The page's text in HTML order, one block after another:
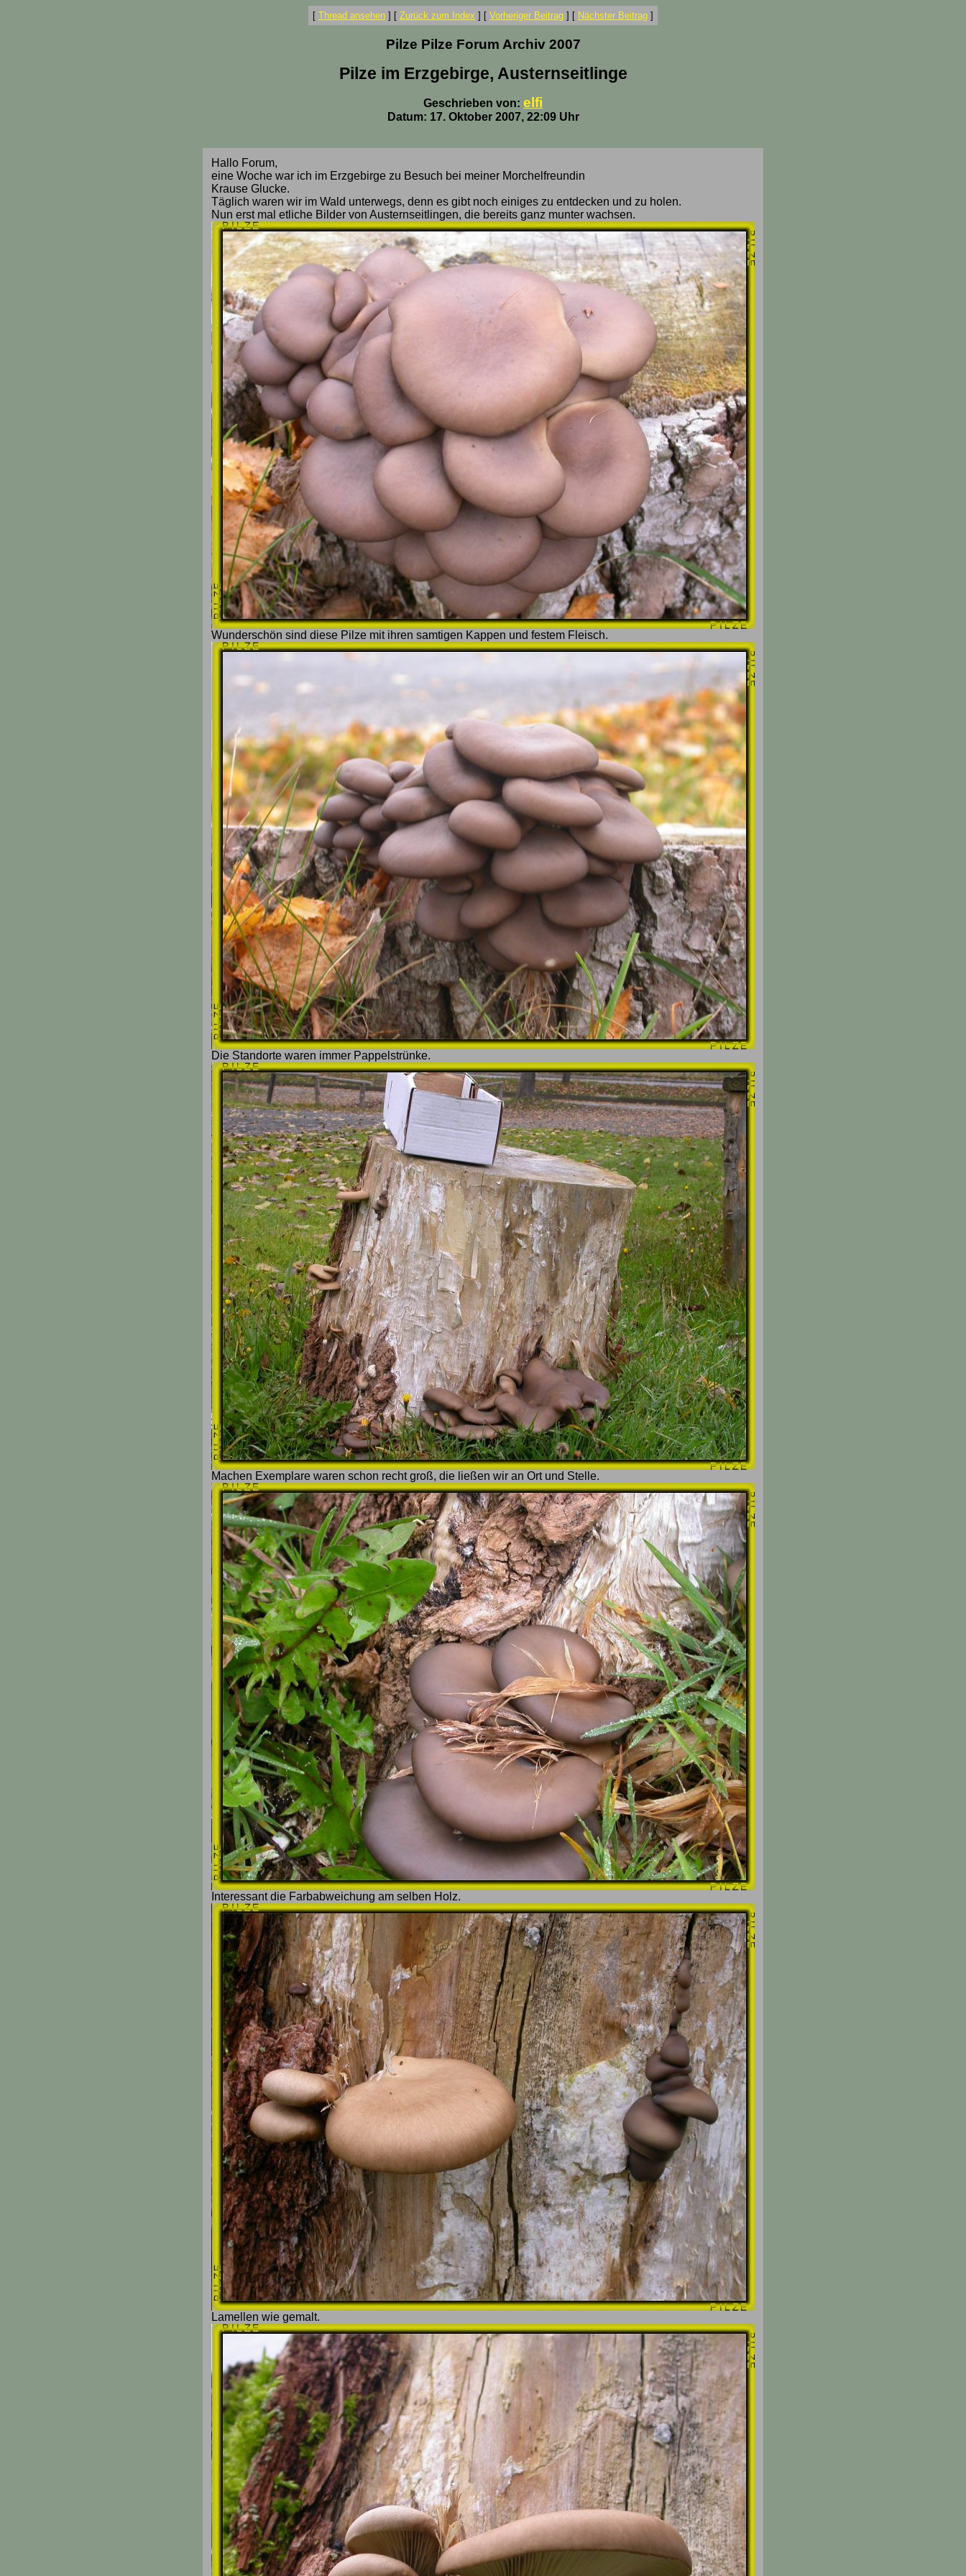
[ Thread ansehen ] [ Zurück zum Index ] [ Vorheriger Beitrag ] [ Nächster Beitrag ]
Pilze Pilze Forum Archiv 2007
Pilze im Erzgebirge, Austernseitlinge
Geschrieben von: elfi
Datum: 17. Oktober 2007, 22:09 Uhr
Hallo Forum,
eine Woche war ich im Erzgebirge zu Besuch bei meiner Morchelfreundin
Krause Glucke.
Täglich waren wir im Wald unterwegs, denn es gibt noch einiges zu entdecken und zu holen.
Nun erst mal etliche Bilder von Austernseitlingen, die bereits ganz munter wachsen.
Wunderschön sind diese Pilze mit ihren samtigen Kappen und festem Fleisch.
Die Standorte waren immer Pappelstrünke.
Machen Exemplare waren schon recht groß, die ließen wir an Ort und Stelle.
Interessant die Farbabweichung am selben Holz.
Lamellen wie gemalt.